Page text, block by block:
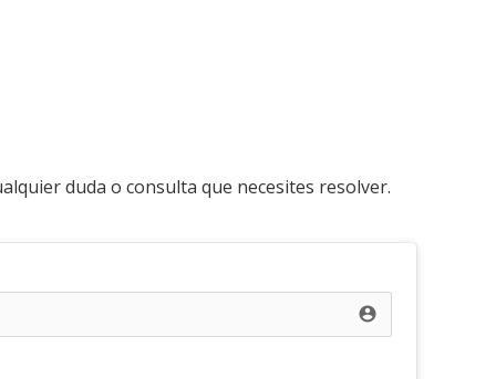
duda o consulta que necesites resolver.
account_circle e853